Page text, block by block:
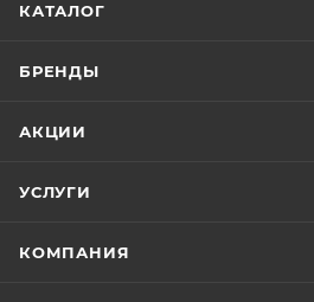
КАТАЛОГ
БРЕНДЫ
АКЦИИ
УСЛУГИ
КОМПАНИЯ